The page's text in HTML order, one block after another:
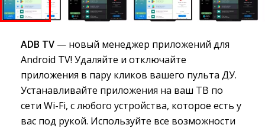
ADB TV — новый менеджер приложений для
Android TV! Удаляйте и отключайте
приложения в пару кликов вашего пульта ДУ.
Устанавливайте приложения на ваш ТВ по
сети Wi-Fi, с любого устройства, которое есть у
вас под рукой. Используйте все возможности